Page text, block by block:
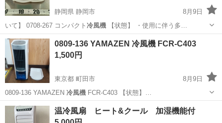
静岡県 静岡市
8月9日
いて】 0708-267 コンパクト 冷風機 【状態】 ・使用に伴う多…
静岡 静岡市 冷風機
0809-136 YAMAZEN 冷風機 FCR-C403
1,500円
東京都 町田市
8月9日
0809-136 YAMAZEN 冷風機 FCR-C403 【状態】…
東京 町田市 季節、空調家電 FCR
温冷風扇 ヒート&クール 加湿機能付